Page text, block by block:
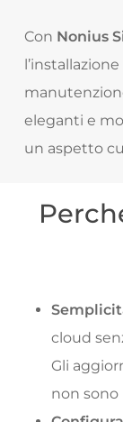
Con Nonius
eleganti e
un aspetto
cloud
Gli
non sono